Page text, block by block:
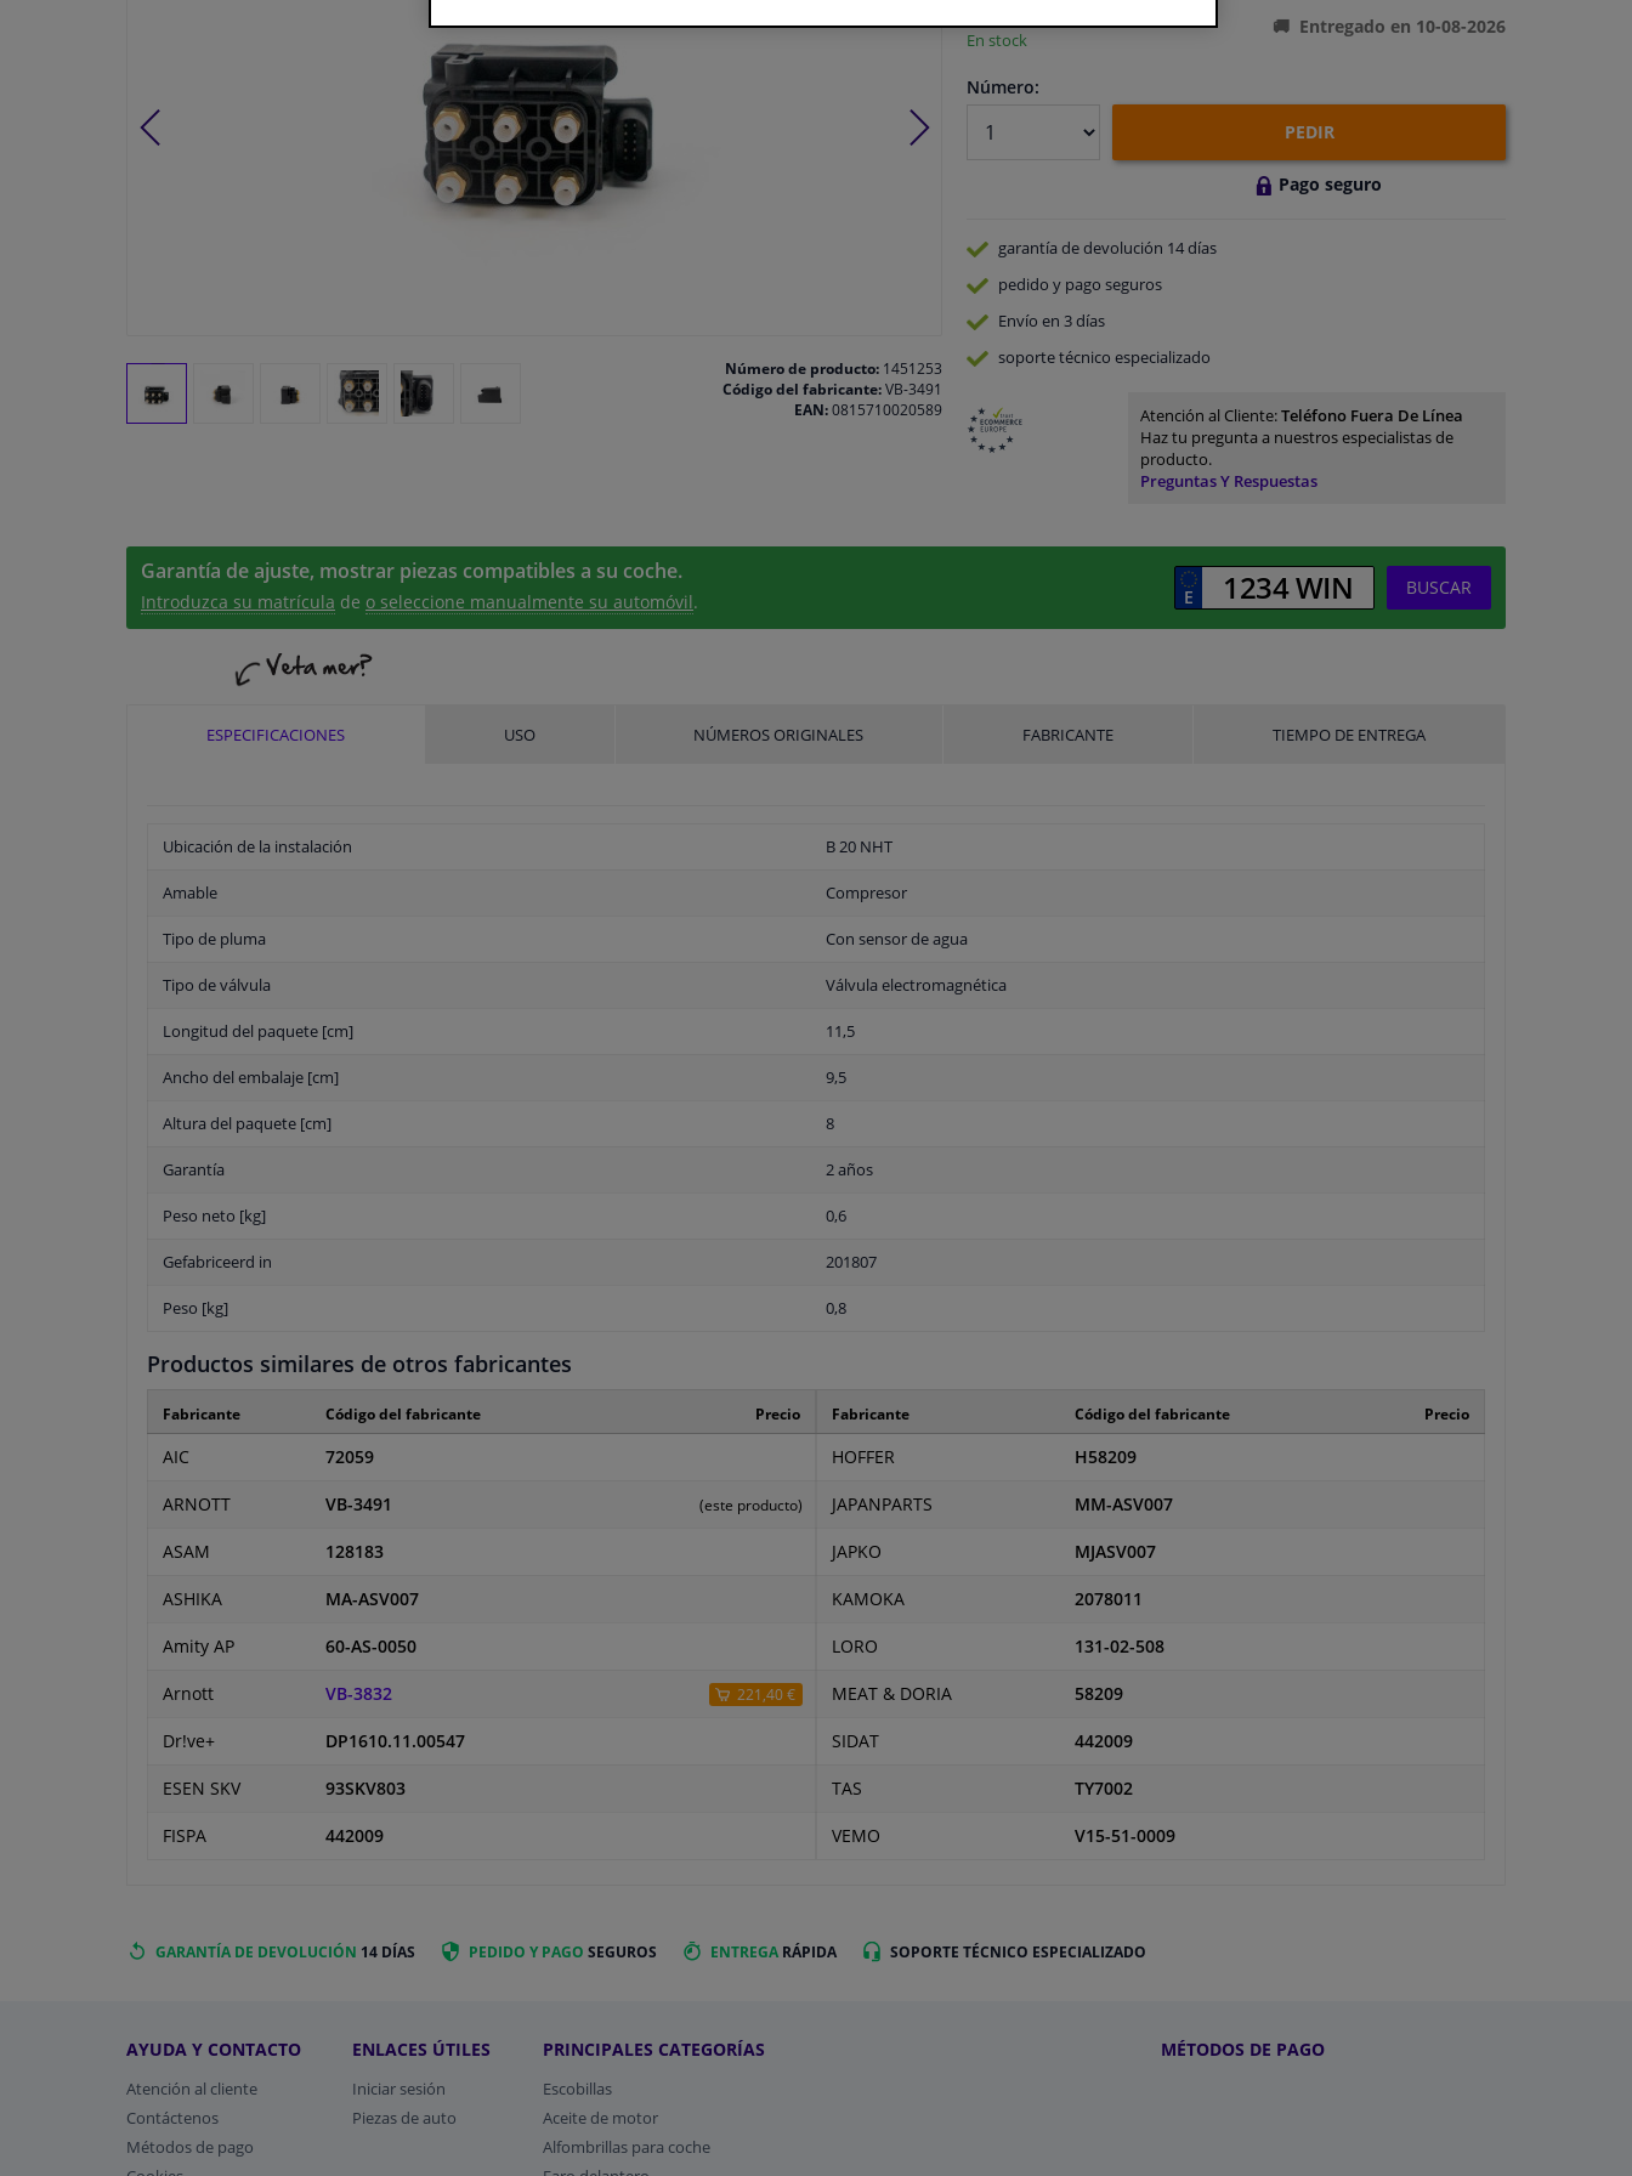
Número de producto:1451253
Código del fabricante:VB-3491
EAN:0815710020589
En stock
Entregado en 10-08-2026
Número:
PEDIR
Pago seguro
garantía de devolución 14 días
pedido y pago seguros
Envío en 3 días
soporte técnico especializado
Atención al Cliente:Teléfono Fuera De Línea
Haz tu pregunta a nuestros especialistas de
producto.
Preguntas Y Respuestas
Garantía de ajuste, mostrar piezas compatibles a su coche.
Introduzca su matrícula de o seleccione manualmente su automóvil.
BUSCAR
ESPECIFICACIONES USO NÚMEROS ORIGINALES FABRICANTE TIEMPO DE ENTREGA
Ubicación de la instalación B 20 NHT
Amable Compresor
Tipo de pluma Con sensor de agua
Tipo de válvula Válvula electromagnética
Longitud del paquete [cm] 11,5
Ancho del embalaje [cm] 9,5
Altura del paquete [cm] 8
Garantía 2 años
Peso neto [kg] 0,6
Gefabriceerd in 201807
Peso [kg] 0,8
Productos similares de otros fabricantes
Fabricante Código del fabricante Precio
AIC 72059
ARNOTT VB-3491 (este producto)
ASAM 128183
ASHIKA MA-ASV007
Amity AP 60-AS-0050
Arnott VB-3832 221,40 €
Dr!ve+ DP1610.11.00547
ESEN SKV 93SKV803
FISPA 442009
Fabricante Código del fabricante Precio
HOFFER H58209
JAPANPARTS MM-ASV007
JAPKO MJASV007
KAMOKA 2078011
LORO 131-02-508
MEAT & DORIA 58209
SIDAT 442009
TAS TY7002
VEMO V15-51-0009
GARANTÍA DE DEVOLUCIÓN 14 DÍAS PEDIDO Y PAGO SEGUROS ENTREGA RÁPIDA SOPORTE TÉCNICO ESPECIALIZADO
AYUDA Y CONTACTO
Atención al cliente
Contáctenos
Métodos de pago
ENLACES ÚTILES
Iniciar sesión
Piezas de auto
PRINCIPALES CATEGORÍAS
Escobillas
Aceite de motor
Alfombrillas para coche
MÉTODOS DE PAGO